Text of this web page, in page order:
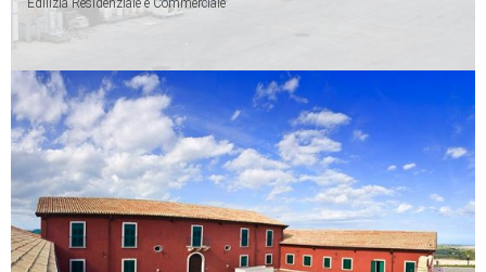
Edilizia Residenziale e Commerciale